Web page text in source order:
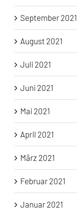
September 2021
August 2021
Juli 2021
Juni 2021
Mai 2021
April 2021
März 2021
Februar 2021
Januar 2021